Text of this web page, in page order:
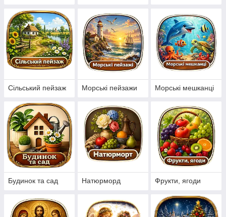
Ідеальний варіант творчого подарунка,
естетичне задоволення. Розвиток
творчості і улюбленого хобі, відмінне
рішення для проведення релаксу.
Надруковане полотно з кольоровим
друком, з якого після закінчення роботи
зручність. Також в комплекті
представлена інструкція по використанню
набора.
Набір бавовняних ниток муліне в кожному
комплекті представлений з запасом — на
30% більше, ніж необхідно.
Побачити ближче
Сільський пейзаж Морські пейзажи Морські мешканці
Будинок та сад Натюрморд Фрукти, ягоди